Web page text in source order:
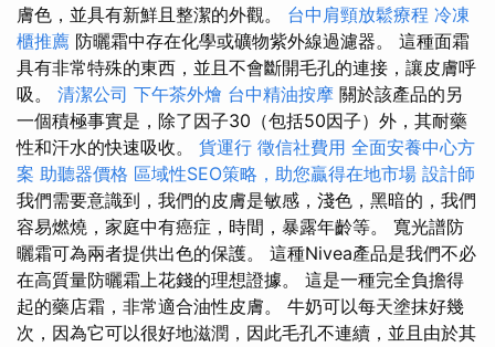
膚色，並具有新鮮且整潔的外觀。 台中肩頸放鬆療程 冷凍
櫃推薦 防曬霜中存在化學或礦物紫外線過濾器。 這種面霜
具有非常特殊的東西，並且不會斷開毛孔的連接，讓皮膚呼
吸。 清潔公司 下午茶外燴 台中精油按摩 關於該產品的另
一個積極事實是，除了因子30（包括50因子）外，其耐藥
性和汗水的快速吸收。 貨運行 徵信社費用 全面安養中心方
案 助聽器價格 區域性SEO策略，助您贏得在地市場 設計師
我們需要意識到，我們的皮膚是敏感，淺色，黑暗的，我們
容易燃燒，家庭中有癌症，時間，暴露年齡等。 寬光譜防
曬霜可為兩者提供出色的保護。 這種Nivea產品是我們不必
在高質量防曬霜上花錢的理想證據。 這是一種完全負擔得
起的藥店霜，非常適合油性皮膚。 牛奶可以每天塗抹好幾
次，因為它可以很好地滋潤，因此毛孔不連續，並且由於其